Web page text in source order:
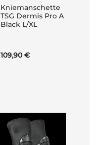
Kniemanschette
TSG Dermis Pro A
Black L/XL
109,90 €
In
den
Warenkorb